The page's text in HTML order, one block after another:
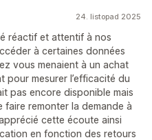
24. listopad 2025
réactif et attentif à nos
à certaines données
vous menaient à un achat
mesurer l’efficacité du
pas encore disponible mais
faire remonter la demande à
cette écoute ainsi
en fonction des retours